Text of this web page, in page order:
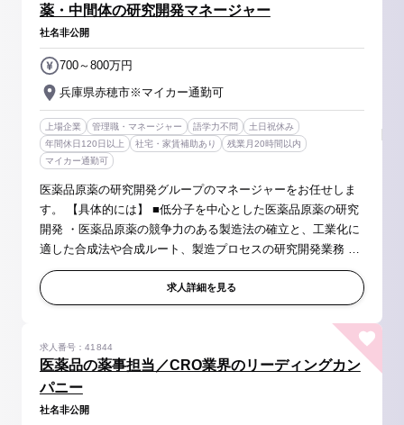
薬・中間体の研究開発マネージャー
社名非公開
兵庫県赤穂市※マイカー通勤可
700～800万円
上場企業 管理職・マネージャー 語学力不問
土日祝休み
年間休日120日以上
社宅・家賃補助あり
残業月20時間以内
マイカー通勤可
医薬品原薬の研究開発グループのマネージャーをお任せしま
す。 【具体的には】 ■低分子を中心とした医薬品原薬の研究
開発 ・医薬品原薬の競争力のある製造法の確立と、工業化に
適した合成法や合成ルート、製造プロセスの研究開発業務 ・
原料、中間体、製品のHPLC、GC等の分析機器を使った分析
求人詳細を見る
医薬品の薬事担当／CRO業界のリーディングカン
パニー
求人番号：41844
社名非公開